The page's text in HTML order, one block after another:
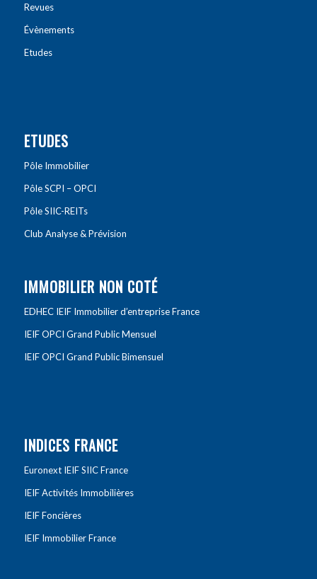
Revues
Évènements
Etudes
ETUDES
Pôle Immobilier
Pôle SCPI – OPCI
Pôle SIIC-REITs
Club Analyse & Prévision
IMMOBILIER NON COTÉ
EDHEC IEIF Immobilier d’entreprise France
IEIF OPCI Grand Public Mensuel
IEIF OPCI Grand Public Bimensuel
INDICES FRANCE
Euronext IEIF SIIC France
IEIF Activités Immobilières
IEIF Foncières
IEIF Immobilier France